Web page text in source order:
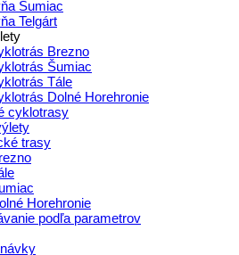
Šumiac
Telgárt
Brezno
Šumiac
Tále
Dolné Horehronie
cyklotrasy
trasy
Horehronie
podľa parametrov